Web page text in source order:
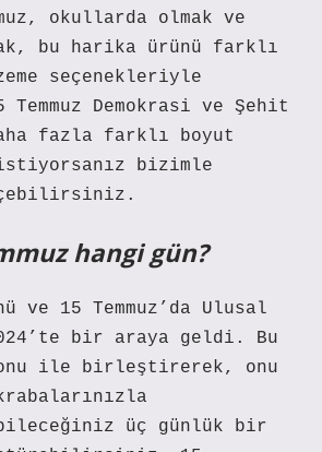
okullarda olmak ve
bu harika ürünü farklı
seçenekleriyle
Temmuz Demokrasi ve Şehit
fazla farklı boyut
bizimle
hangi gün?
ve 15 Temmuz’da Ulusal
bir araya geldi. Bu
ile birleştirerek, onu
üç günlük bir